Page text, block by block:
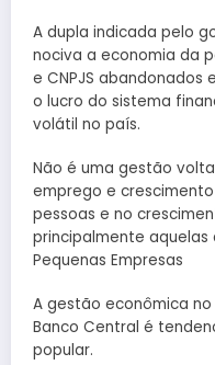
A dupla indicada pelo
nociva a economia da
e CNPJS
o lucro do sistema
volátil no país.
Não é uma gestão
emprego e
pessoas e no
principalmente aquelas
Pequenas Empresas
A gestão econômica
Banco Central é
popular.